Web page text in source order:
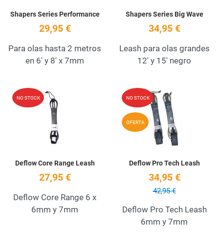
Shapers Series Performance
29,95 €
Para olas hasta 2 metros
en 6' y 8' x 7mm
Shapers Series Big Wave
34,95 €
Leash para olas grandes
12' y 15' negro
NO STOCK Add to Wishlist
Quick View
Deflow Core Range Leash
27,95 €
Deflow Core Range 6 x
6mm y 7mm
NO STOCK
OFERTA
Deflow Pro Tech Leash
34,95 €
42,95 €
Deflow Pro Tech Leash
6mm y 7mm